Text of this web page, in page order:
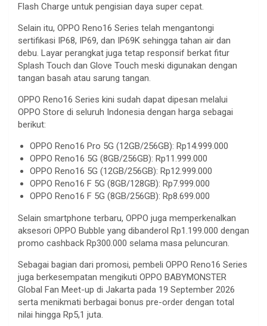
Flash Charge untuk pengisian daya super cepat.
Selain itu, OPPO Reno16 Series telah mengantongi
sertifikasi IP68, IP69, dan IP69K sehingga tahan air dan
debu. Layar perangkat juga tetap responsif berkat fitur
Splash Touch dan Glove Touch meski digunakan dengan
tangan basah atau sarung tangan.
OPPO Reno16 Series kini sudah dapat dipesan melalui
OPPO Store di seluruh Indonesia dengan harga sebagai
berikut:
OPPO Reno16 Pro 5G (12GB/256GB): Rp14.999.000
OPPO Reno16 5G (8GB/256GB): Rp11.999.000
OPPO Reno16 5G (12GB/256GB): Rp12.999.000
OPPO Reno16 F 5G (8GB/128GB): Rp7.999.000
OPPO Reno16 F 5G (8GB/256GB): Rp8.699.000
Selain smartphone terbaru, OPPO juga memperkenalkan
aksesori OPPO Bubble yang dibanderol Rp1.199.000 dengan
promo cashback Rp300.000 selama masa peluncuran.
Sebagai bagian dari promosi, pembeli OPPO Reno16 Series
juga berkesempatan mengikuti OPPO BABYMONSTER
Global Fan Meet-up di Jakarta pada 19 September 2026
serta menikmati berbagai bonus pre-order dengan total
nilai hingga Rp5,1 juta.